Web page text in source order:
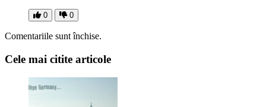
0 0
Comentariile sunt închise.
Cele mai citite articole